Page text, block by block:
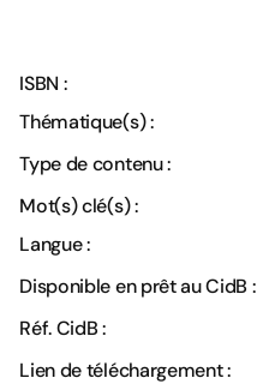
ISBN :
Thématique(s) :
Type de contenu :
Mot(s) clé(s) :
Langue :
Disponible en prêt au CidB :
Réf. CidB :
Lien de téléchargement :